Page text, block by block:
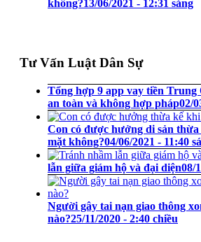
không?13/06/2021 - 12:31 sáng
Tư Vấn Luật Dân Sự
Tổng hợp 9 app vay tiền Trung
an toàn và không hợp pháp02/
Con có được hưởng di sản
mặt không?04/06/2021 - 11:40
lẫn giữa giám hộ và đại diện08/
Người gây tai nạn giao thông
nào?25/11/2020 - 2:40 chiều